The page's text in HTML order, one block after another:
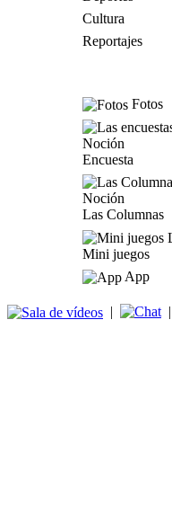
Cultura
Reportajes
Fotos
Encuesta
Las Columnas
Mini juegos
App
| |